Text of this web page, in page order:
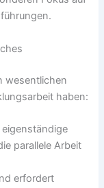
wesentlichen
haben:
eigenständige
parallele Arbeit
erfordert